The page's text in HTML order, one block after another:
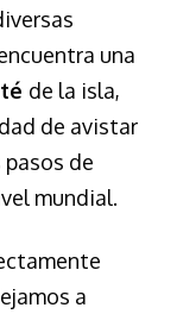
una
de la isla,
de avistar
de
mundial.
a